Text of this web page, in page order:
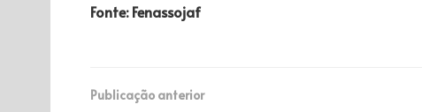
Fonte: Fenassojaf
Publicação anterior